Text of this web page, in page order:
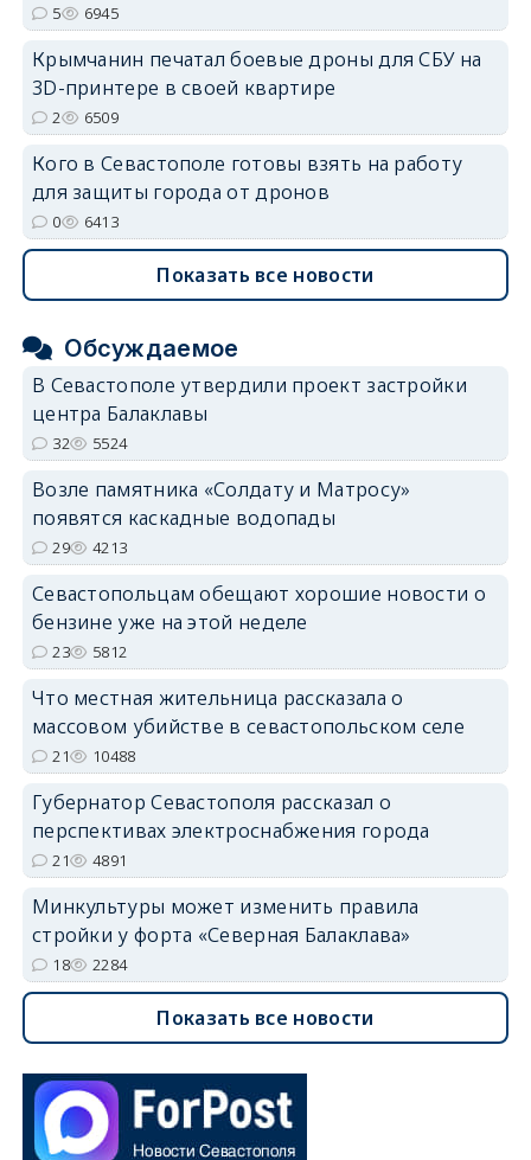
5 6945
Крымчанин печатал боевые дроны для СБУ на
3D-принтере в своей квартире
2 6509
Кого в Севастополе готовы взять на работу
для защиты города от дронов
0 6413
Показать все новости
Обсуждаемое
В Севастополе утвердили проект застройки
центра Балаклавы
32 5524
Возле памятника «Солдату и Матросу»
появятся каскадные водопады
29 4213
Севастопольцам обещают хорошие новости о
бензине уже на этой неделе
23 5812
Что местная жительница рассказала о
массовом убийстве в севастопольском селе
21 10488
Губернатор Севастополя рассказал о
перспективах электроснабжения города
21 4891
Минкультуры может изменить правила
стройки у форта «Северная Балаклава»
18 2284
Показать все новости